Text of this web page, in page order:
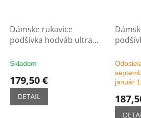
Dámske rukavice
podšívka hodváb ultra
Skladom
179,50 €
DETAIL
január